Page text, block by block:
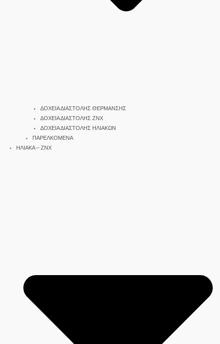
ΔΟΧΕΙΑ ΔΙΑΣΤΟΛΗΣ ΘΕΡΜΑΝΣΗΣ
ΔΟΧΕΙΑ ΔΙΑΣΤΟΛΗΣ ΖΝΧ
ΔΟΧΕΙΑ ΔΙΑΣΤΟΛΗΣ ΗΛΙΑΚΩΝ
ΠΑΡΕΛΚΟΜΕΝΑ
ΗΛΙΑΚΑ – ΖΝΧ